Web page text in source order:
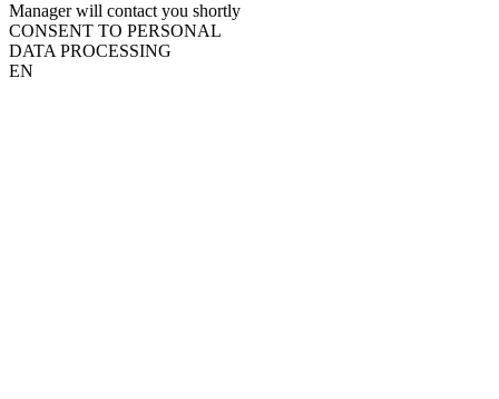
Manager will contact you shortly
CONSENT TO PERSONAL
DATA PROCESSING
EN